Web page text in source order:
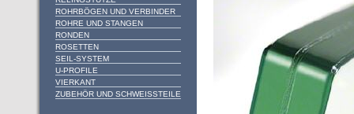
ROHRBÖGEN UND VERBINDER
ROHRE UND STANGEN
RONDEN
ROSETTEN
SEIL-SYSTEM
U-PROFILE
VIERKANT
ZUBEHÖR UND SCHWEISSTEILE